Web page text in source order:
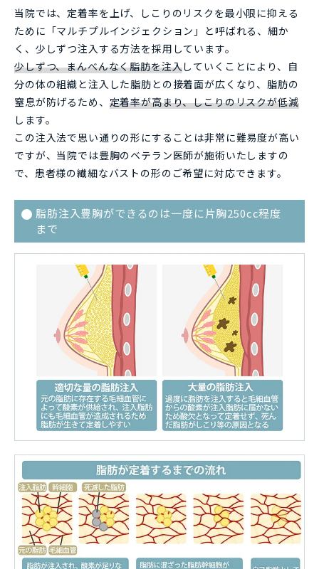
当院では、定着率を上げ、しこりのリスクを最小限に抑える
ために「マルチプルインジェクション」と呼ばれる、細か
く、少しずつ注入する方法を採用しています。
少しずつ、まんべんなく脂肪を注入していくことにより、自
分の体の組織と注入した脂肪との接着面が広くなり、脂肪の
窒息が防げるため、 定着率が高まり、しこりのリスクが低減
します。
この注入法で思い通りの形にすることは非常に難易度が高い
ですが、当院では豊胸のベテラン医師が施術いたしますの
で、患者様の繊細なバストの形のご希望に対応できます。
脂肪注入豊胸ができるのは一度に片胸250cc程度
まで